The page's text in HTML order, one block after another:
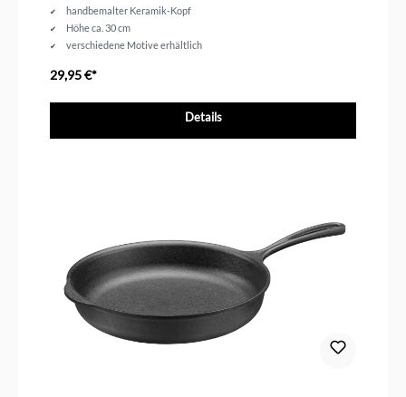
handbemalter Keramik-Kopf
Höhe ca. 30 cm
verschiedene Motive erhältlich
29,95 €*
Details